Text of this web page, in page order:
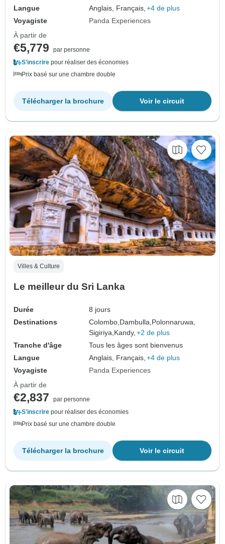
Langue
Anglais, Français, +4 de plus
Voyagiste
Panda Experiences
À partir de
€5,779
par personne
S'inscrire pour réaliser des économies
Prix basé sur une chambre double
Voir le circuit
Télécharger la brochure
Villes & Culture
Le meilleur du Sri Lanka
Durée
8 jours
Destinations
Colombo, Dambulla, Polonnaruwa,
Sigiriya, Kandy, +2 de plus
Tranche d'âge
Tous les âges sont bienvenus
Langue
Anglais, Français, +4 de plus
Voyagiste
Panda Experiences
À partir de
€2,837
par personne
S'inscrire pour réaliser des économies
Prix basé sur une chambre double
Voir le circuit
Télécharger la brochure